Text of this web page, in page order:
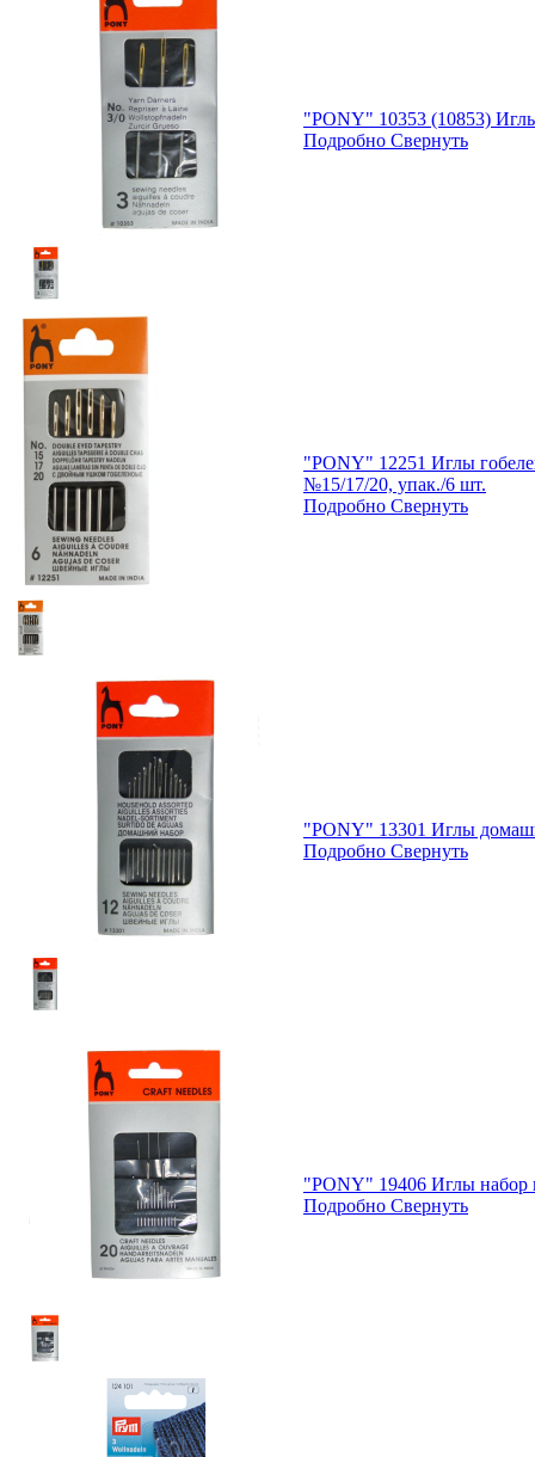
"PONY" 10353 (10853)
Подробно Свернуть
"PONY" 12251 Иглы
№15/17/20, упак./6 шт.
Подробно Свернуть
"PONY" 13301 Иглы
Подробно Свернуть
"PONY" 19406 Иглы набор
Подробно Свернуть